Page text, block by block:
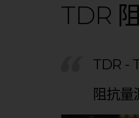
TDR
TDR -
阻抗量